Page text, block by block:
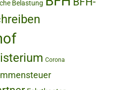
Belastung
Corona